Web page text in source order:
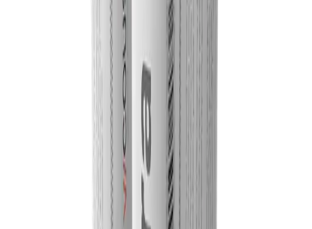
Description produit
Les points essentiels pour comprendre l'usage, le positionnement et
les avantages de cette référence.
La Flexi Glue Ultra de Vicoustic est conçue pour être utilisée avec
une variété de matériaux. Sa composition chimique est non
agressive, et donc certifiée conformément à la législation européenne